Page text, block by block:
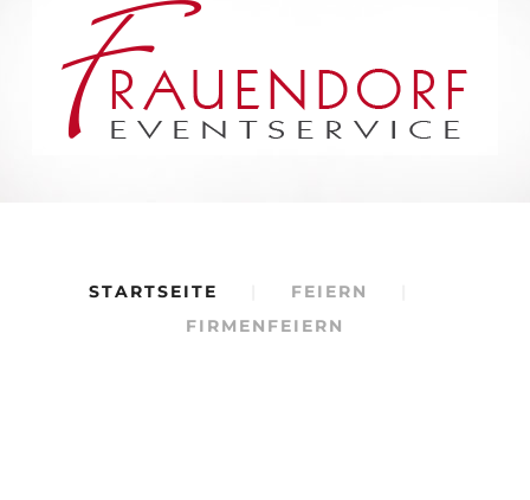
STARTSEITE FEIERN
FIRMENFEIERN